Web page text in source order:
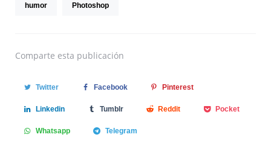
humor Photoshop
Comparte esta publicación
Twitter Facebook Pinterest
Linkedin Tumblr Reddit Pocket
Whatsapp Telegram